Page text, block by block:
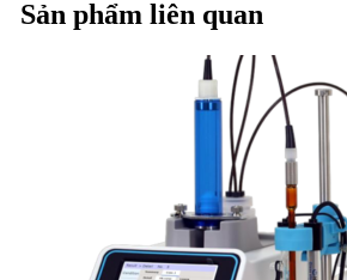
Sản phẩm liên quan